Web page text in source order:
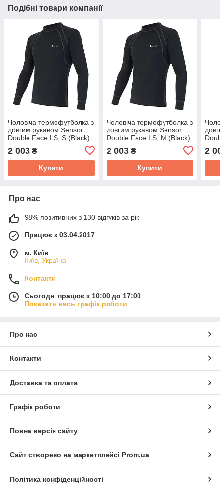
Подібні товари компанії
Чоловіча термофутболка з
довгим рукавом Sensor
Double Face LS, S (Black)
2 003 ₴
Купити
Чоловіча термофутболка з
довгим рукавом Sensor
Double Face LS, M (Black)
2 003₴
Купити
2
Про нас
98% позитивних з 130 відгуків за рік
Працює з 03.04.2017
м. Київ
Київ, Україна
Контакти
Сьогодні працює з 10:00 до 17:00
Показати весь графік роботи
Про нас
Контакти
Доставка та оплата
Графік роботи
Повна версія сайту
Сайт створено на маркетплейсі Prom.ua
Політика конфіденційності